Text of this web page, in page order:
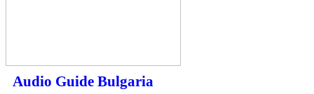
Audio Guide Bulgaria